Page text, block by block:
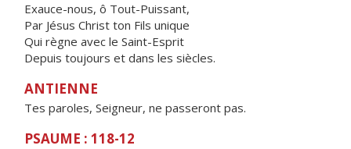
Exauce-nous, ô Tout-Puissant,
Par Jésus Christ ton Fils unique
Qui règne avec le Saint-Esprit
Depuis toujours et dans les siècles.
ANTIENNE
Tes paroles, Seigneur, ne passeront pas.
PSAUME : 118-12